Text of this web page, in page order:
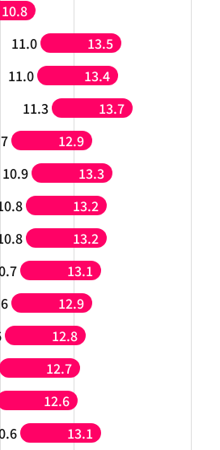
10.8
11.0 13.5
11.0 13.4
11.3 13.7
12.9
10.9 13.3
13.2
13.2
13.1
12.9
12.8
12.7
12.6
13.1